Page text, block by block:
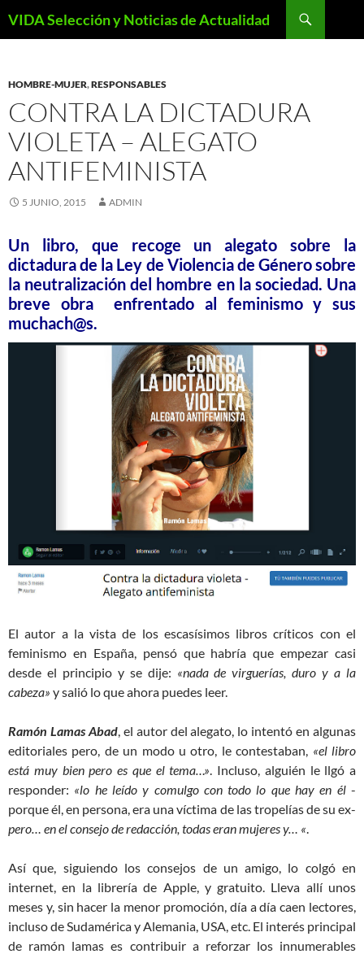
VIDA Selección y Noticias de Actualidad
HOMBRE-MUJER,RESPONSABLES
CONTRA LA DICTADURA
VIOLETA – ALEGATO
ANTIFEMINISTA
5 JUNIO, 2015 ADMIN
Un libro, que recoge un alegato sobre la
dictadura de la Ley de Violencia de Género sobre
la neutralización del hombre en la sociedad. Una
breve obra enfrentado al feminismo y sus
muchach@s.
El autor a la vista de los escasísimos libros críticos con el
feminismo en España, pensó que habría que empezar casi
desde el principio y se dije: «nada de virguerías, duro y a la
cabeza» y salió lo que ahora puedes leer.
Ramón Lamas Abad, el autor del alegato, lo intentó en algunas
editoriales pero, de un modo u otro, le contestaban, «el libro
está muy bien pero es que el tema…» . Incluso, alguién le llgó a
responder: «lo he leído y comulgo con todo lo que hay en él-
porque él, en persona, era una víctima de las tropelías de su ex-
pero… en el consejo de redacción, todas eran mujeres y… «
Así que, siguiendo los consejos de un amigo, lo colgó en
internet, en la librería de Apple, y gratuito. Lleva allí unos
meses y, sin hacer la menor promoción, día a día caen lectores,
incluso de Sudamérica y Alemania, USA, etc. El interés principal
de ramón lamas es contribuir a reforzar los innumerables